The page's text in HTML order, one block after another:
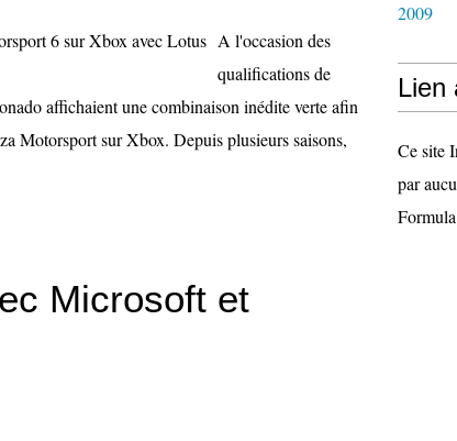
A l'occasion des
qualifications de
affichaient une combinaison inédite verte afin
Motorsport sur Xbox. Depuis plusieurs saisons,
Microsoft et
2009
Lien
Ce site
par